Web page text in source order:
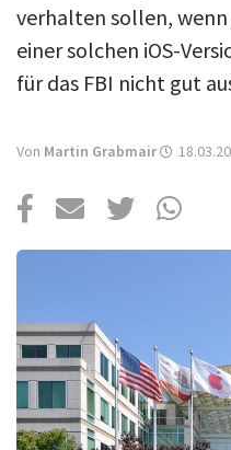
Podcast
Mac Life+
verhalten sollen,
einer solchen iOS-
für das FBI nicht gut
Von Martin Grabmair